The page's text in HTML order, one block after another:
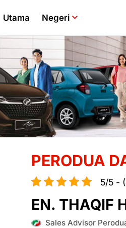
Utama Negeri
PERODUA
5/5 -
EN. THAQIF
Sales Advisor